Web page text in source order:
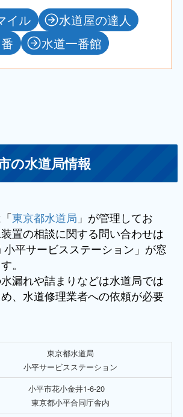
イル
水道屋の達人
水道一番館
の水道局情報
東京都水道局 」が管理してお
置の相談に関する問い合わせは
小平サービスステーション」が窓
。
漏れや詰まりなどは水道局では
、水道修理業者への依頼が必要
東京都水道局
小平サービスステーション
小平市花小金井1-6-20
東京都小平合同庁舎内